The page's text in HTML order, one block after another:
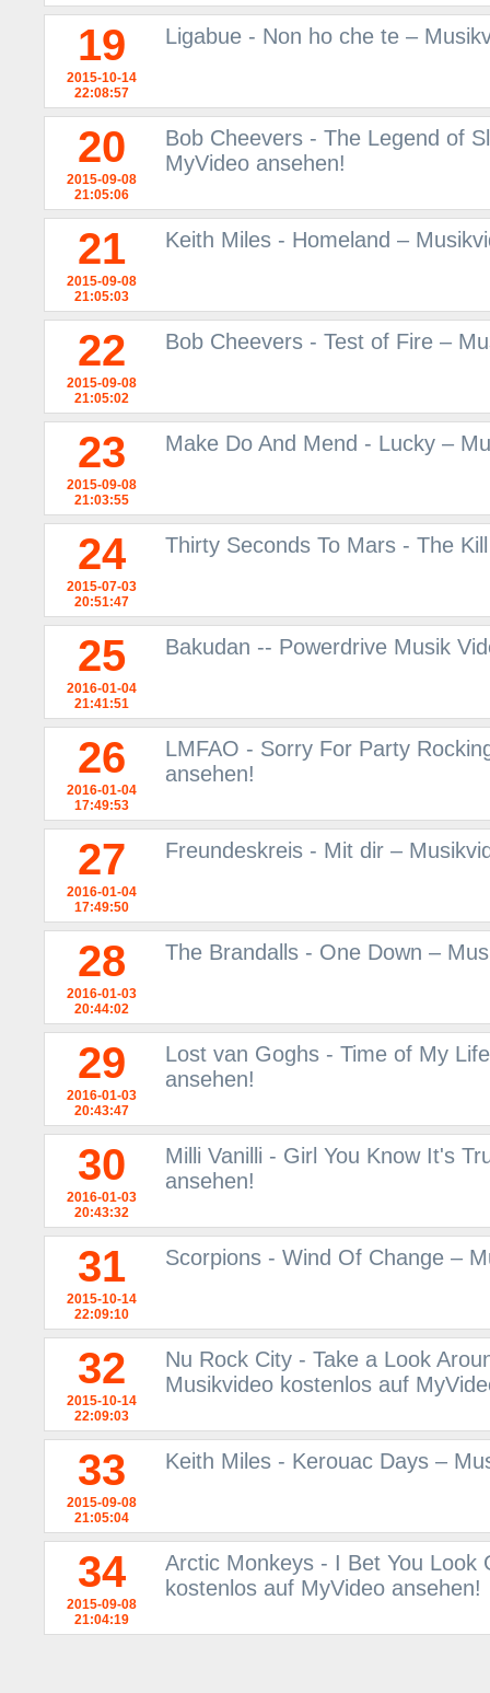
19
2015-10-14
22:08:57
Ligabue - Non ho che te –
20
2015-09-08
21:05:06
Bob Cheevers - The Legend of
MyVideo ansehen!
21
2015-09-08
21:05:03
Keith Miles - Homeland –
22
2015-09-08
21:05:02
Bob Cheevers - Test of Fire –
23
2015-09-08
21:03:55
Make Do And Mend - Lucky –
24
2015-07-03
20:51:47
Thirty Seconds To Mars - The
25
2016-01-04
21:41:51
Bakudan -- Powerdrive Musik
26
2016-01-04
17:49:53
LMFAO - Sorry For Party
ansehen!
27
2016-01-04
17:49:50
Freundeskreis - Mit dir –
28
2016-01-03
20:44:02
The Brandalls - One Down –
29
2016-01-03
20:43:47
Lost van Goghs - Time of My
ansehen!
30
2016-01-03
20:43:32
Milli Vanilli - Girl You Know It's
ansehen!
31
2015-10-14
22:09:10
Scorpions - Wind Of Change –
32
2015-10-14
22:09:03
Nu Rock City - Take a Look
Musikvideo kostenlos auf
33
2015-09-08
21:05:04
Keith Miles - Kerouac Days –
34
2015-09-08
21:04:19
Arctic Monkeys - I Bet You Look
kostenlos auf MyVideo ansehen!